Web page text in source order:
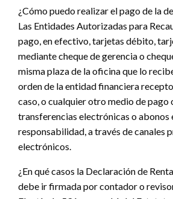
¿Cómo puedo realizar el pago de la
Las Entidades Autorizadas para
pago, en efectivo, tarjetas débito,
mediante cheque de gerencia o
misma plaza de la oficina que lo
orden de la entidad financiera
caso, o cualquier otro medio de pago
transferencias electrónicas o abonos
responsabilidad, a través de canales
electrónicos.
¿En qué casos la Declaración de
debe ir firmada por contador o